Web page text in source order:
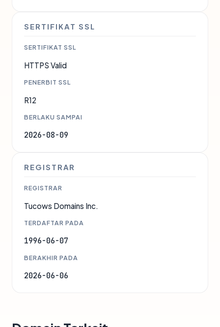
SERTIFIKAT SSL
SERTIFIKAT SSL
HTTPS Valid
PENERBIT SSL
R12
BERLAKU SAMPAI
2026-08-09
REGISTRAR
REGISTRAR
Tucows Domains Inc.
TERDAFTAR PADA
1996-06-07
BERAKHIR PADA
2026-06-06